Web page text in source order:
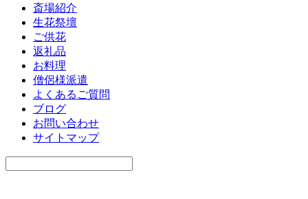
斎場紹介
生花祭壇
ご供花
返礼品
お料理
僧侶様派遣
よくあるご質問
ブログ
お問い合わせ
サイトマップ